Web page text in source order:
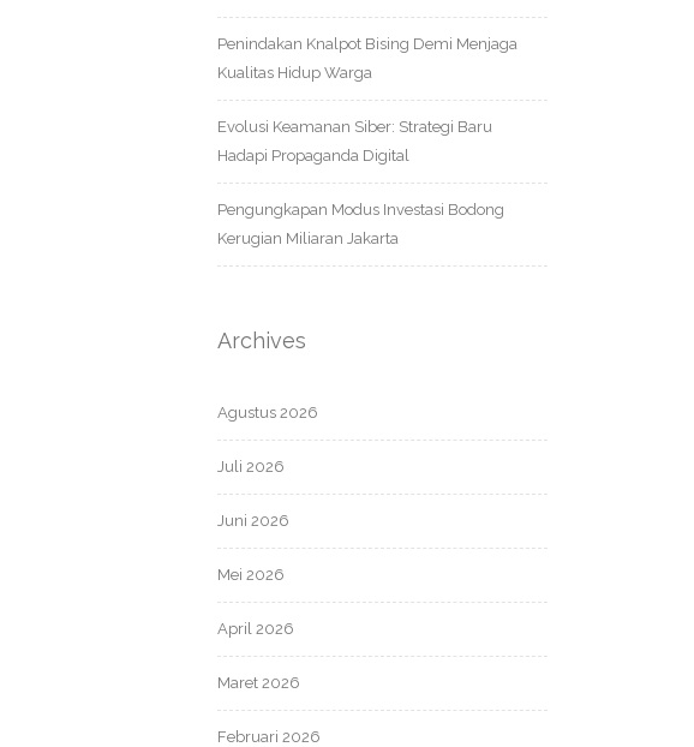
Penindakan Knalpot Bising Demi Menjaga
Kualitas Hidup Warga
Evolusi Keamanan Siber: Strategi Baru
Hadapi Propaganda Digital
Pengungkapan Modus Investasi Bodong
Kerugian Miliaran Jakarta
Archives
Agustus 2026
Juli 2026
Juni 2026
Mei 2026
April 2026
Maret 2026
Februari 2026